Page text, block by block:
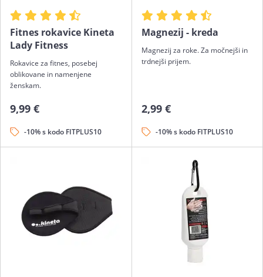
Fitnes rokavice Kineta
Lady Fitness
Rokavice za fitnes, posebej
oblikovane in namenjene
ženskam.
9,99 €
-10% s kodo FITPLUS10
Magnezij - kreda
Magnezij za roke. Za močnejši in
trdnejši prijem.
2,99 €
-10% s kodo FITPLUS10